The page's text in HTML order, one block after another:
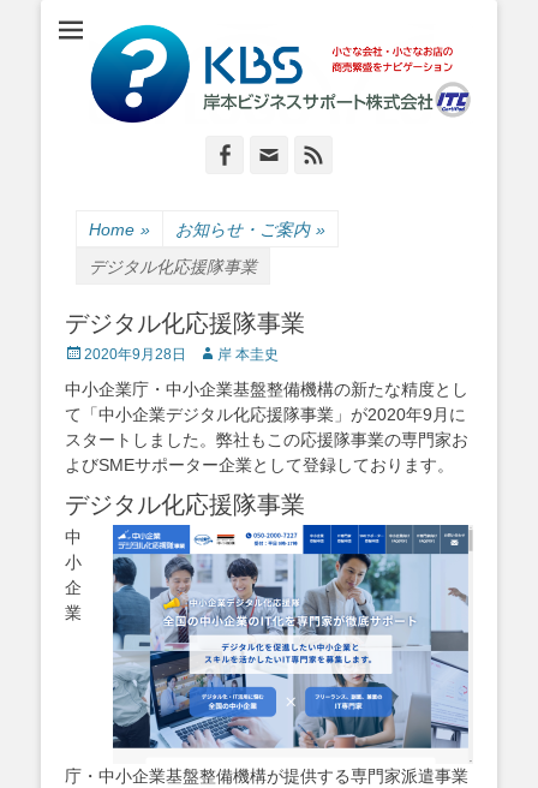
岸本ビジネスサポ
ート株式会社
小さな会社・小さなお店のIT経営をナビゲーション
Facebook
Email
Home » お知らせ・ご案内 »
デジタル化応援隊事業
デジタル化応援隊事業
Posted
2020年9月28日 Author
岸 本圭史
中小企業庁・中小企業基盤整備機構の新たな精度とし
て「中小企業デジタル化応援隊事業」が2020年9月に
スタートしました。弊社もこの応援隊事業の専門家お
よびSMEサポーター企業として登録しております。
デジタル化応援隊事業
中
小
企
業
庁・中小企業基盤整備機構が提供する専門家派遣事業